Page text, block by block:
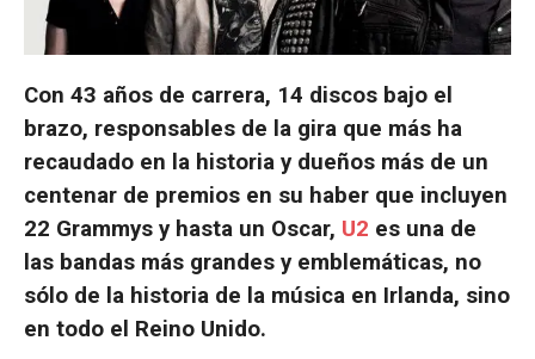
Con 43 años de carrera, 14 discos bajo el
brazo, responsables de la gira que más ha
recaudado en la historia y dueños más de un
centenar de premios en su haber que incluyen
22 Grammys y hasta un Oscar, U2 es una de
las bandas más grandes y emblemáticas, no
sólo de la historia de la música en Irlanda, sino
en todo el Reino Unido.